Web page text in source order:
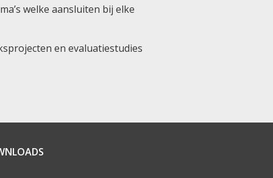
welke aansluiten bij elke
en evaluatiestudies